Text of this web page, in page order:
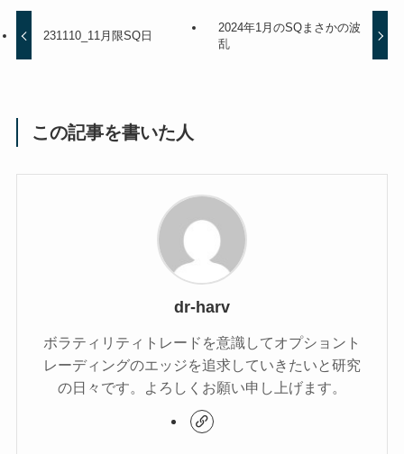
231110_11月限SQ日
2024年1月のSQまさかの波
乱
この記事を書いた人
dr-harv
ボラティリティトレードを意識してオプショント
レーディングのエッジを追求していきたいと研究
の日々です。よろしくお願い申し上げます。